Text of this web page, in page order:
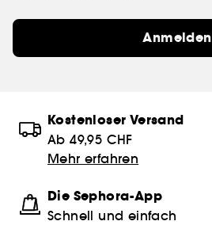
Anmelden
Kostenloser Versand
Ab 49,95 CHF
Mehr erfahren
Die Sephora-App
Schnell und einfach